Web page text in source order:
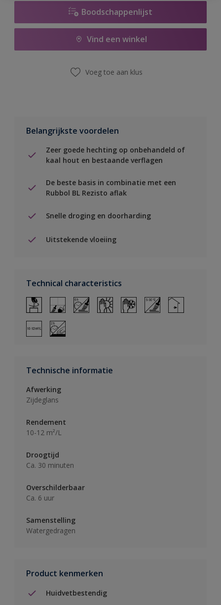
Boodschappenlijst
Vind een winkel
Voeg toe aan klus
Belangrijkste voordelen
Zeer goede hechting op onbehandeld of
kaal hout en bestaande verflagen
De beste basis in combinatie met een
Rubbol BL Rezisto aflak
Snelle droging en doorharding
Uitstekende vloeiing
Technical characteristics
Technische informatie
Afwerking
Zijdeglans
Rendement
10-12 m²/L
Droogtijd
Ca. 30 minuten
Overschilderbaar
Ca. 6 uur
Samenstelling
Watergedragen
Product kenmerken
Huidvetbestendig